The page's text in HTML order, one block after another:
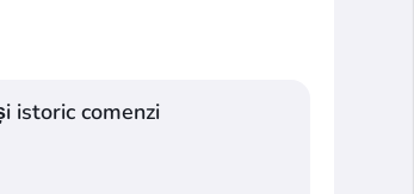
istoric comenzi